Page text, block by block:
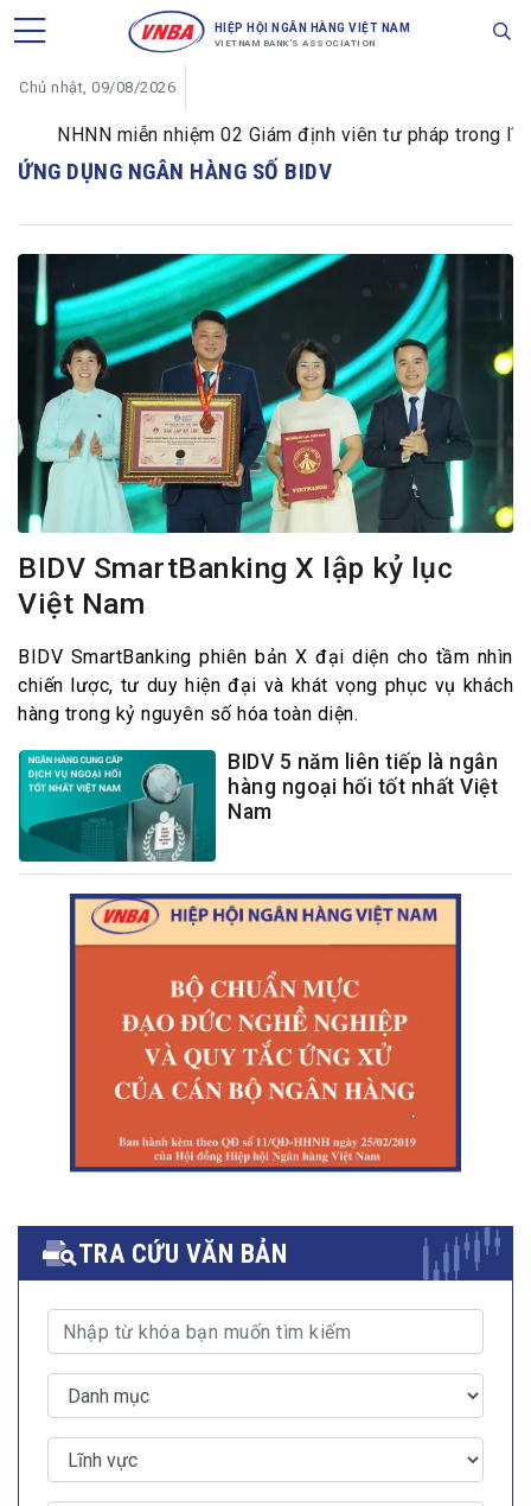
HIỆP HỘI NGÂN HÀNG VIỆT NAM
VIETNAM BANK'S ASSOCIATION
Chủ nhật, 09/08/2026
NHNN miễn nhiệm 02 Giám định viên tư pháp trong lĩnh
ỨNG DỤNG NGÂN HÀNG SỐ BIDV
BIDV SmartBanking X lập kỷ lục
Việt Nam
BIDV SmartBanking phiên bản X đại diện cho tầm nhìn
chiến lược, tư duy hiện đại và khát vọng phục vụ khách
hàng trong kỷ nguyên số hóa toàn diện.
BIDV 5 năm liên tiếp là ngân
hàng ngoại hối tốt nhất Việt
Nam
TRA CỨU VĂN BẢN